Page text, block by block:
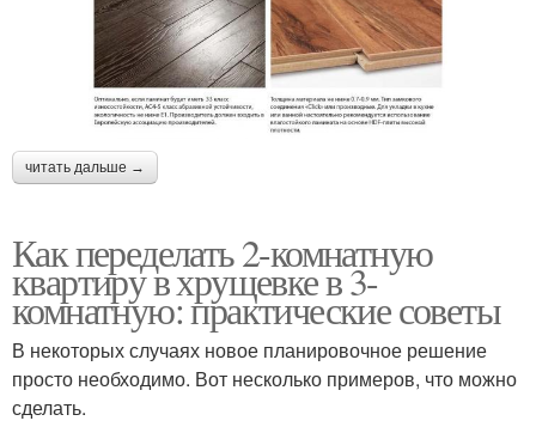
читать дальше →
Как переделать 2-комнатную
квартиру в хрущевке в 3-
комнатную: практические советы
В некоторых случаях новое планировочное решение
просто необходимо. Вот несколько примеров, что можно
сделать.